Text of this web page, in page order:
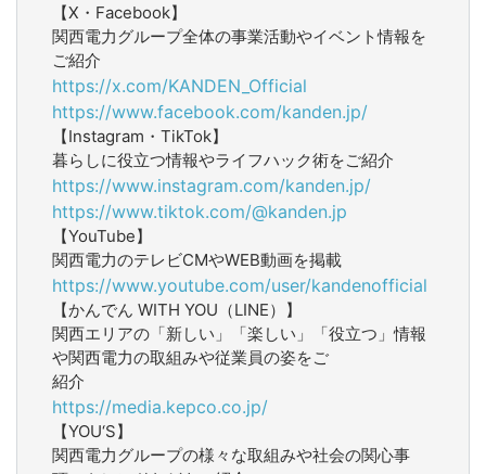
【X・Facebook】
関西電力グループ全体の事業活動やイベント情報を
ご紹介
https://x.com/KANDEN_Official
https://www.facebook.com/kanden.jp/
【Instagram・TikTok】
暮らしに役立つ情報やライフハック術をご紹介
https://www.instagram.com/kanden.jp/
https://www.tiktok.com/@kanden.jp
【YouTube】
関西電力のテレビCMやWEB動画を掲載
https://www.youtube.com/user/kandenofficial
【かんでん WITH YOU（LINE）】
関西エリアの「新しい」「楽しい」「役立つ」情報
や関西電力の取組みや従業員の姿をご
紹介
https://media.kepco.co.jp/
【YOU‘S】
関西電力グループの様々な取組みや社会の関心事